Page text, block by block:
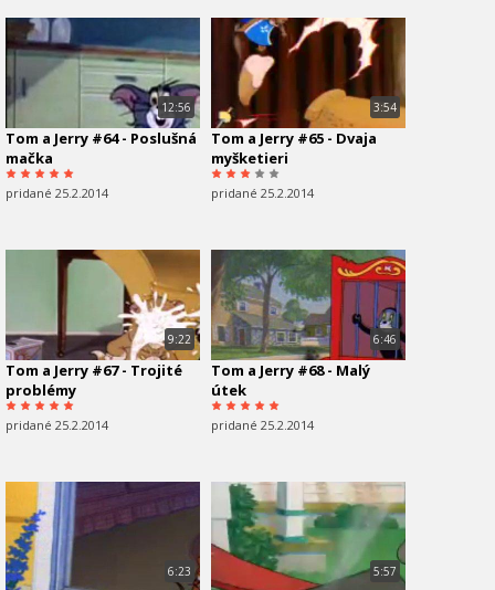
12:56
Tom a Jerry #64 - Poslušná
mačka
pridané 25.2.2014
3:54
Tom a Jerry #65 - Dvaja
myšketieri
pridané 25.2.2014
9:22
Tom a Jerry #67 - Trojité
problémy
pridané 25.2.2014
6:46
Tom a Jerry #68 - Malý
útek
pridané 25.2.2014
6:23 5:57